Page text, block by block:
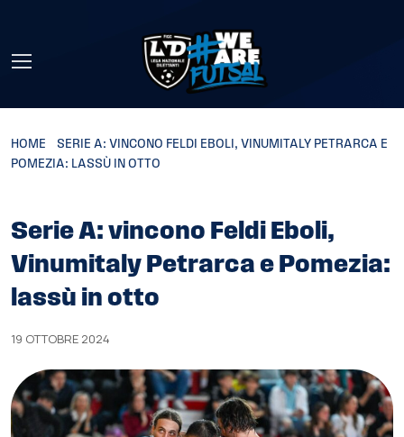
HOME
SERIE A: VINCONO FELDI EBOLI, VINUMITALY PETRARCA E
POMEZIA: LASSÙ IN OTTO
Serie A: vincono Feldi Eboli,
Vinumitaly Petrarca e Pomezia:
lassù in otto
19 OTTOBRE 2024